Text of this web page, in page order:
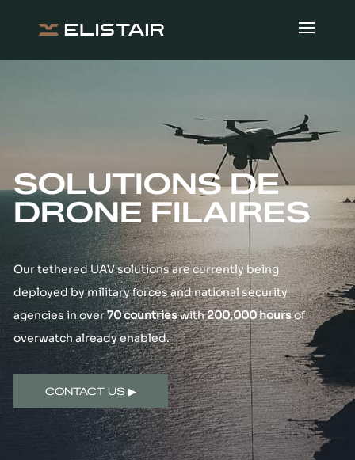
SOLUTIONS DE
DRONE FILAIRES
Our tethered UAV solutions are currently being
deployed by military forces and national security
agencies in over70 countrieswith200,000 hoursof
overwatch already enabled.
CONTACT US ▶